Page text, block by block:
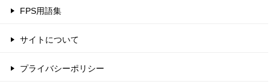
ゆるいグラフィックで...
FPS用語集
サイトについて
プライバシーポリシー